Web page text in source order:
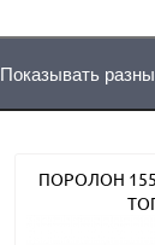
Показывать
ПОРОЛОН